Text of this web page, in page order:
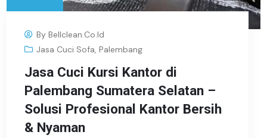
ByBellclean.co.id
Jasa Cuci Sofa,Palembang
Jasa Cuci Kursi Kantor di
Palembang Sumatera Selatan –
Solusi Profesional Kantor Bersih
& Nyaman